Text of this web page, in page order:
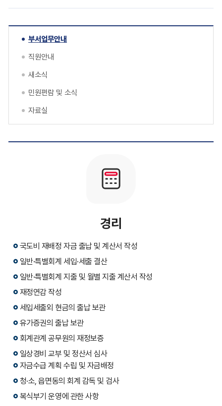
부서업무안내
직원안내
새소식
민원편람 및 소식
자료실
경리
국도비 재배정 자금 출납 및 계산서 작성
일반·특별회계 세입·세출 결산
일반·특별회계 지출 및 월별 지출 계산서 작성
재정연감 작성
세입세출외 현금의 출납 보관
유가증권의 출납 보관
회계관계 공무원의 재정보증
일상경비 교부 및 정산서 심사
자금수급 계획 수립 및 자금배정
청·소, 읍면동의 회계 감독 및 검사
복식부기 운영에 관한 사항